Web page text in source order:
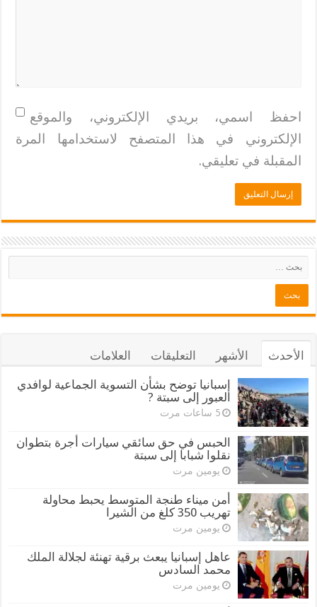
احفظ اسمي، بريدي الإلكتروني، والموقع
الإلكتروني في هذا المتصفح لاستخدامها المرة
المقبلة في تعليقي.
الأحدث الأشهر التعليقات العلامات
إسبانيا توضح بشأن التسوية الجماعية لوافدي
العبور إلى سبتة ?
5 ساعات مرت
الحبس في حق سائقي سيارات أجرة بتطوان
نقلوا شبابا إلى سبتة
يومين مرت
أمن ميناء طنجة المتوسط يحبط محاولة
تهريب 350 كلغ من الشيرا
يومين مرت
عاهل إسبانيا يبعث برقية تهنئة لجلالة الملك
محمد السادس
يومين مرت